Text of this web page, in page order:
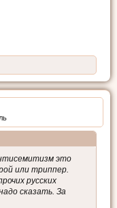
это
или триппер.
русских
сказать. За